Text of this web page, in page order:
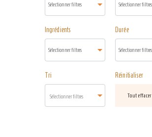
Ingrédients Durée
Tri
Sélectionner filtres
Réinitialiser
Tout effacer